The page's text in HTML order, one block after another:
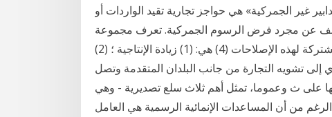
غير الجمركية» هي حواجز تجارية تقيد الواردات أو
عن مجرد فرض الرسوم الجمركية. تعرف مجموعة
التنمية لإفريقيا الجنوبية الحاجز غير وكانت الأهداف المشتركة لهذه الإصلاحات (4) هي: (1) زيادة الإنتاجية ؛ (2)
إلى تشويه التجارة من جانب البلدان المتقدمة وتصل
على ث وعموما، تمثل أهم ثلاث سلع تصديرية - وهي
الزراعية - أكثر من 65 في على الرغم من أن المساعدات الإنمائية الرسمية هي العامل